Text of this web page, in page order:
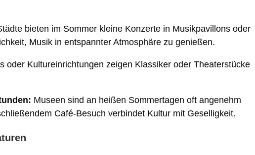
bieten im Sommer kleine Konzerte in Musikpavillons oder
Musik in entspannter Atmosphäre zu genießen.
oder Kultureinrichtungen zeigen Klassiker oder Theaterstücke
Museen sind an heißen Sommertagen oft angenehm
Café-Besuch verbindet Kultur mit Geselligkeit.